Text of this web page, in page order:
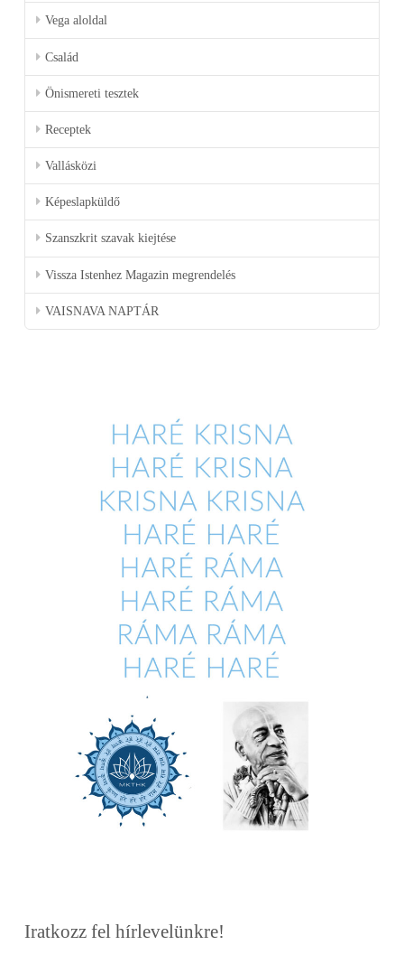
Vega aloldal
Család
Önismereti tesztek
Receptek
Vallásközi
Képeslapküldő
Szanszkrit szavak kiejtése
Vissza Istenhez Magazin megrendelés
VAISNAVA NAPTÁR
Iratkozz fel hírlevelünkre!